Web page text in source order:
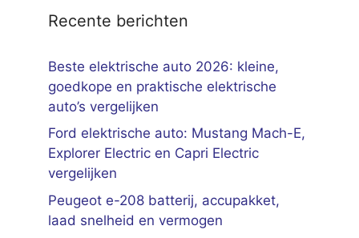
Recente berichten
Beste elektrische auto 2026: kleine,
goedkope en praktische elektrische
auto’s vergelijken
Ford elektrische auto: Mustang Mach-E,
Explorer Electric en Capri Electric
vergelijken
Peugeot e-208 batterij, accupakket,
laad snelheid en vermogen